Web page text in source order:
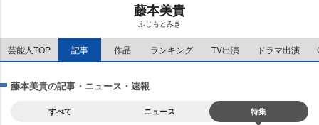
e
藤本美貴
ふじもとみき
芸能人TOP 記事 作品 ランキング TV出演 ドラマ出演
藤本美貴の記事・ニュース・速報
すべて ニュース 特集